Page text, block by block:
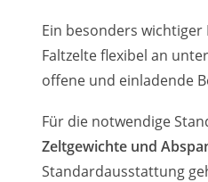
Ein besonders wichtiger
Faltzelte flexibel an
offene und einladende
Für die notwendige
Zeltgewichte und
Standardausstattung